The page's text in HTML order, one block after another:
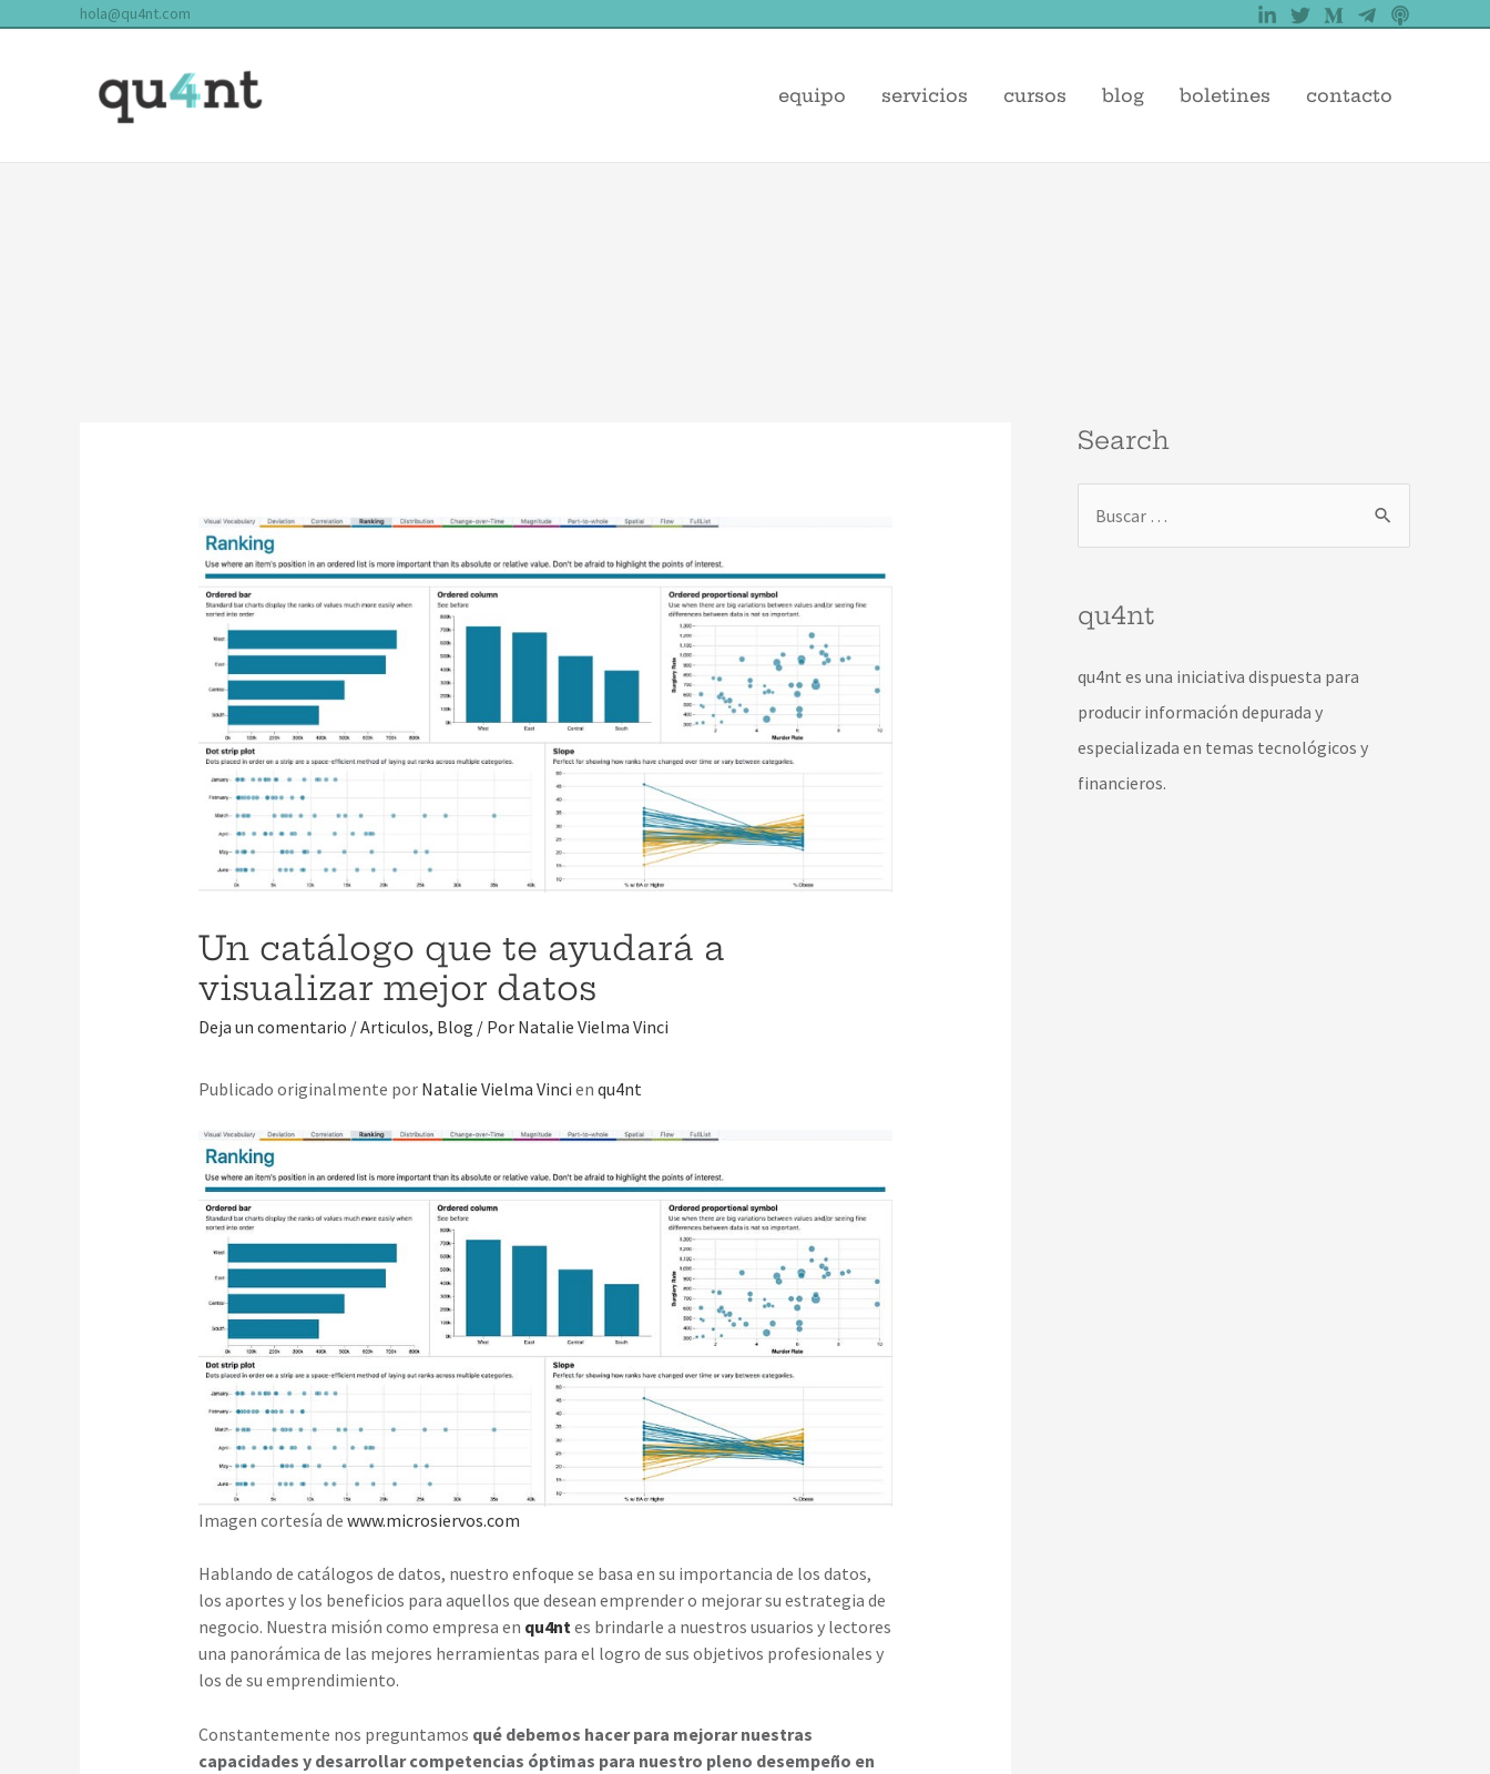
hola@qu4nt.com
equipo servicios cursos blog boletines contacto
Un catálogo que te ayudará a
visualizar mejor datos
Deja un comentario /Articulos, Blog / Por Natalie Vielma Vinci
Publicado originalmente porNatalie Vielma Vinci en qu4nt
Imagen cortesía de www.microsiervos.com
Hablando de catálogos de datos, nuestro enfoque se basa en su importancia de los datos,
los aportes y los beneficios para aquellos que desean emprender o mejorar su estrategia de
negocio. Nuestra misión como empresa en qu4nt es brindarle a nuestros usuarios y lectores
una panorámica de las mejores herramientas para el logro de sus objetivos profesionales y
los de su emprendimiento.
Constantemente nos preguntamos qué debemos hacer para mejorar nuestras
capacidades y desarrollar competencias óptimas para nuestro pleno desempeño en
Search
qu4nt
qu4nt es una iniciativa dispuesta para
producir información depurada y
especializada en temas tecnológicos y
financieros.